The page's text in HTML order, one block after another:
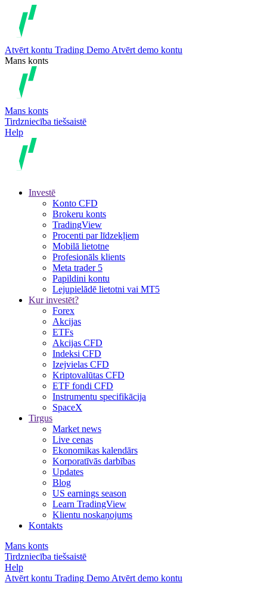
Atvērt kontu Trading Demo Atvērt demo kontu
Mans konts
Mans konts
Tirdzniecība tiešsaistē
Help
Investē
Konto CFD
Brokeru konts
TradingView
Procenti par līdzekļiem
Mobilā lietotne
Profesionāls klients
Meta trader 5
Papildini kontu
Lejupielādē lietotni vai MT5
Kur investēt?
Forex
Akcijas
ETFs
Akcijas CFD
Indeksi CFD
Izejvielas CFD
Kriptovalūtas CFD
ETF fondi CFD
Instrumentu specifikācija
SpaceX
Tirgus
Market news
Live cenas
Ekonomikas kalendārs
Korporatīvās darbības
Updates
Blog
US earnings season
Learn TradingView
Klientu noskaņojums
Kontakts
Mans konts
Tirdzniecība tiešsaistē
Help
Atvērt kontu Trading Demo Atvērt demo kontu